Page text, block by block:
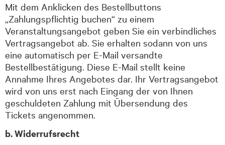
Mit dem Anklicken des Bestellbuttons
„Zahlungspflichtig buchen“ zu einem
Veranstaltungsangebot geben Sie ein verbindliches
Vertragsangebot ab. Sie erhalten sodann von uns
eine automatisch per E-Mail versandte
Bestellbestätigung. Diese E-Mail stellt keine
Annahme Ihres Angebotes dar. Ihr Vertragsangebot
wird von uns erst nach Eingang der von Ihnen
geschuldeten Zahlung mit Übersendung des
Tickets angenommen.
b. Widerrufsrecht